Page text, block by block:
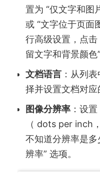
置为 “仅文字和图
或 “文字位于页面
行高级设置，点击
留文字和背景颜色
文档语言 ：从列
择并设置文档对应
图像分辨率 ：设
（ dots per inch
不知道分辨率是
辨率” 选项。